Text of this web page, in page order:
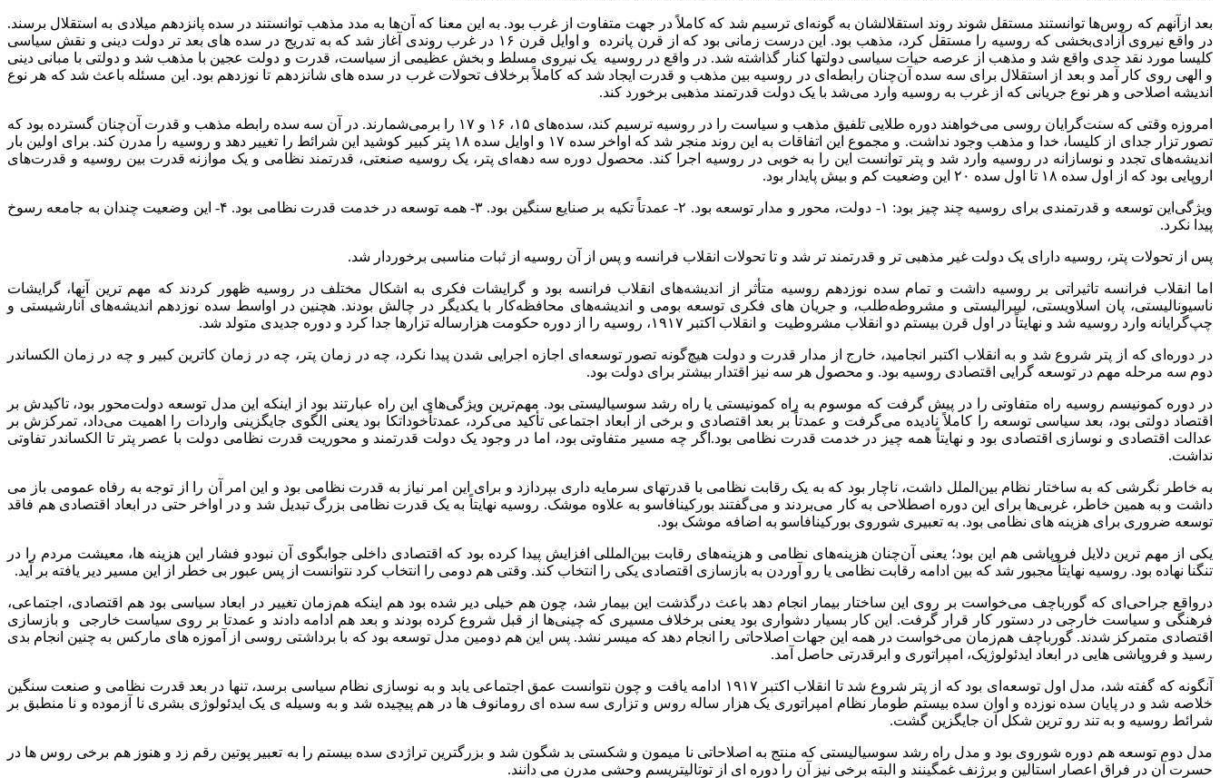
بعد ازآنهم که روس‌ها توانستند مستقل شوند روند استقلالشان به گونه‌ای ترسیم شد که کاملاً در جهت متفاوت از غرب بود. به این معنا که آن‌ها به مدد مذهب توانستند در سده پانزدهم میلادی به استقلال برسند.
در واقع نیروی آزادی‌بخشی که روسیه را مستقل کرد، مذهب بود. این درست زمانی بود که از قرن پانرده و اوایل قرن ۱۶ در غرب روندی آغاز شد که به تدریج در سده های بعد تر دولت دینی و نقش سیاسی
کلیسا مورد نقد جدی واقع شد و مذهب از عرصه حیات سیاسی دولتها کنار گذاشته شد. در واقع در روسیه یک نیروی مسلط و بخش عظیمی از سیاست، قدرت و دولت عجین با مذهب شد و دولتی با مبانی دینی
و الهی روی کار آمد و بعد از استقلال برای سه سده آن‌چنان رابطه‌ای در روسیه بین مذهب و قدرت ایجاد شد که کاملاً برخلاف تحولات غرب در سده های شانزدهم تا نوزدهم بود. این مسئله باعث شد که هر نوع
اندیشه اصلاحی و هر نوع جریانی که از غرب به روسیه وارد می‌شد با یک دولت قدرتمند مذهبی برخورد کند.
امروزه وقتی که سنت‌گرایان روسی می‌خواهند دوره طلایی تلفیق مذهب و سیاست را در روسیه ترسیم کند، سده‌های ۱۵، ۱۶ و ۱۷ را برمی‌شمارند. در آن سه سده رابطه مذهب و قدرت آن‌چنان گسترده بود که
تصور تزار جدای از کلیسا، خدا و مذهب وجود نداشت. و مجموع این اتفاقات به این روند منجر شد که اواخر سده ۱۷ و اوایل سده ۱۸ پتر کبیر کوشید این شرائط را تغییر دهد و روسیه را مدرن کند. برای اولین بار
اندیشه‌های تجدد و نوسازانه در روسیه وارد شد و پتر توانست این را به خوبی در روسیه اجرا کند. محصول دوره سه دهه‌ای پتر، یک روسیه صنعتی، قدرتمند نظامی و یک موازنه قدرت بین روسیه و قدرت‌های
اروپایی بود که از اول سده ۱۸ تا اول سده ۲۰ این وضعیت کم و بیش پایدار بود.
ویژگی‌این توسعه و قدرتمندی برای روسیه چند چیز بود: ۱- دولت، محور و مدار توسعه بود. ۲- عمدتاً تکیه بر صنایع سنگین بود. ۳- همه توسعه در خدمت قدرت نظامی بود. ۴- این وضعیت چندان به جامعه رسوخ
پیدا نکرد.
پس از تحولات پتر، روسیه دارای یک دولت غیر مذهبی تر و قدرتمند تر شد و تا تحولات انقلاب فرانسه و پس از آن روسیه از ثبات مناسبی برخوردار شد.
اما انقلاب فرانسه تاثیراتی بر روسیه داشت و تمام سده نوزدهم روسیه متأثر از اندیشه‌های انقلاب فرانسه بود و گرایشات فکری به اشکال مختلف در روسیه ظهور کردند که مهم ترین آنها، گرایشات
ناسیونالیستی، پان اسلاویستی، لیبرالیستی و مشروطه‌طلب، و جریان های فکری توسعه بومی و اندیشه‌های محافظه‌کار با یکدیگر در چالش بودند. هچنین در اواسط سده نوزدهم اندیشه‌های آنارشیستی و
چپ‌گرایانه وارد روسیه شد و نهایتاً در اول قرن بیستم دو انقلاب مشروطیت و انقلاب اکتبر ۱۹۱۷، روسیه را از دوره حکومت هزارساله تزارها جدا کرد و دوره جدیدی متولد شد.
در دوره‌ای که از پتر شروع شد و به انقلاب اکتبر انجامید، خارج از مدار قدرت و دولت هیچ‌گونه تصور توسعه‌ای اجازه اجرایی شدن پیدا نکرد، چه در زمان پتر، چه در زمان کاترین کبیر و چه در زمان الکساندر
دوم سه مرحله مهم در توسعه گرایی اقتصادی روسیه بود. و محصول هر سه نیز اقتدار بیشتر برای دولت بود.
در دوره کمونیسم روسیه راه متفاوتی را در پیش گرفت که موسوم به راه کمونیستی یا راه رشد سوسیالیستی بود. مهم‌ترین ویژگی‌های این راه عبارتند بود از اینکه این مدل توسعه دولت‌محور بود، تاکیدش بر
اقتصاد دولتی بود، بعد سیاسی توسعه را کاملاً نادیده می‌گرفت و عمدتاً بر بعد اقتصادی و برخی از ابعاد اجتماعی تأکید می‌کرد، عمدتاًخوداتکا بود یعنی الگوی جایگزینی واردات را اهمیت می‌داد، تمرکزش بر
عدالت اقتصادی و نوسازی اقتصادی بود و نهایتاً همه چیز در خدمت قدرت نظامی بود.اگر چه مسیر متفاوتی بود، اما در وجود یک دولت قدرتمند و محوریت قدرت نظامی دولت با عصر پتر تا الکساندر تفاوتی
نداشت.
به خاطر نگرشی که به ساختار نظام بین‌الملل داشت، ناچار بود که به یک رقابت نظامی با قدرتهای سرمایه داری بپردازد و برای این امر نیاز به قدرت نظامی بود و این امر آن را از توجه به رفاه عمومی باز می
داشت و به همین خاطر، غربی‌ها برای این دوره اصطلاحی به کار می‌بردند و می‌گفتند بورکینافاسو به علاوه موشک. روسیه نهایتاً به یک قدرت نظامی بزرگ تبدیل شد و در اواخر حتی در ابعاد اقتصادی هم فاقد
توسعه ضروری برای هزینه های نظامی بود. به تعبیری شوروی بورکینافاسو به اضافه موشک بود.
یکی از مهم ترین دلایل فروپاشی هم این بود؛ یعنی آن‌چنان هزینه‌های نظامی و هزینه‌های رقابت بین‌المللی افزایش پیدا کرده بود که اقتصادی داخلی جوابگوی آن نبودو فشار این هزینه ها، معیشت مردم را در
تنگنا نهاده بود. روسیه نهایتاً مجبور شد که بین ادامه رقابت نظامی یا رو آوردن به بازسازی اقتصادی یکی را انتخاب کند. وقتی هم دومی را انتخاب کرد نتوانست از پس عبور بی خطر از این مسیر دیر یافته بر آید.
درواقع جراحی‌ای که گورباچف می‌خواست بر روی این ساختار بیمار انجام دهد باعث درگذشت این بیمار شد، چون هم خیلی دیر شده بود هم اینکه هم‌زمان تغییر در ابعاد سیاسی بود هم اقتصادی، اجتماعی،
فرهنگی و سیاست خارجی در دستور کار قرار گرفت. این کار بسیار دشواری بود یعنی برخلاف مسیری که چینی‌ها از قبل شروع کرده بودند و بعد هم ادامه دادند و عمدتا بر روی سیاست خارجی و بازسازی
اقتصادی متمرکز شدند. گورباچف هم‌زمان می‌خواست در همه این جهات اصلاحاتی را انجام دهد که میسر نشد. پس این هم دومین مدل توسعه بود که با برداشتی روسی از آموزه های مارکس به چنین انجام بدی
رسید و فروپاشی هایی در ابعاد ایدئولوژیک، امپراتوری و ابرقدرتی حاصل آمد.
آنگونه که گفته شد، مدل اول توسعه‌ای بود که از پتر شروع شد تا انقلاب اکتبر ۱۹۱۷ ادامه یافت و چون نتوانست عمق اجتماعی یابد و به نوسازی نظام سیاسی برسد، تنها در بعد قدرت نظامی و صنعت سنگین
خلاصه شد و در پایان سده نوزده و اوان سده بیستم طومار نظام امپراتوری یک هزار ساله روس و تزاری سه سده ای رومانوف ها در هم پیچیده شد و به وسیله ی یک ایدئولوژی بشری نا آزموده و نا منطبق بر
شرائط روسیه و به تند رو ترین شکل آن جایگزین گشت.
مدل دوم توسعه هم دوره شوروی بود و مدل راه رشد سوسیالیستی که منتج به اصلاحاتی نا میمون و شکستی بد شگون شد و بزرگترین تراژدی سده بیستم را به تعبیر پوتین رقم زد و هنوز هم برخی روس ها در
حسرت آن در فراق اعصار استالین و برژنف غمگینند و البته برخی نیز آن را دوره ای از توتالیتریسم وحشی مدرن می دانند.